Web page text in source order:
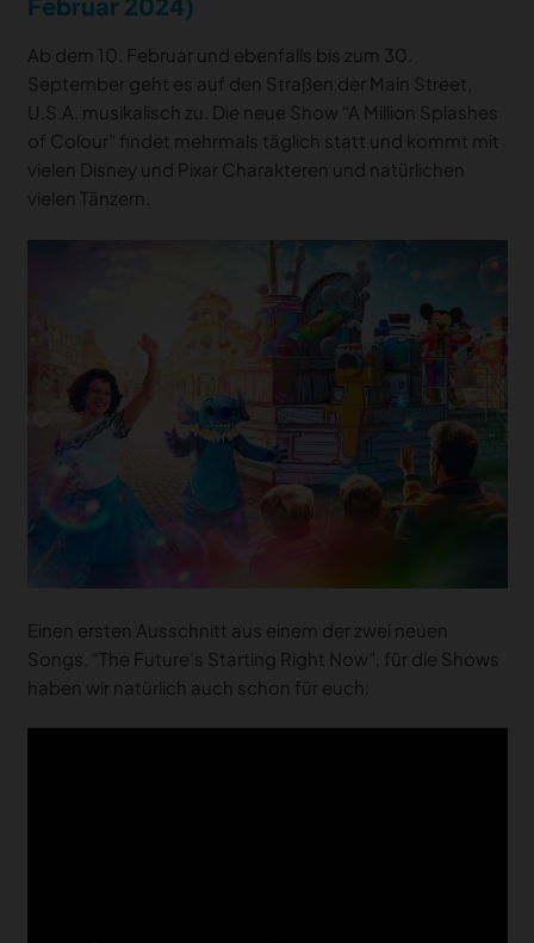
Ab dem 10. Februar und ebenfalls bis zum 30.
September geht es auf den Straßen der Main Street,
U.S.A. musikalisch zu. Die neue Show “A Million Splashes
of Colour” findet mehrmals täglich statt und kommt mit
vielen Disney und Pixar Charakteren und natürlichen
vielen Tänzern.
Einen ersten Ausschnitt aus einem der zwei neuen
Songs, “The Future’s Starting Right Now”, für die Shows
haben wir natürlich auch schon für euch: